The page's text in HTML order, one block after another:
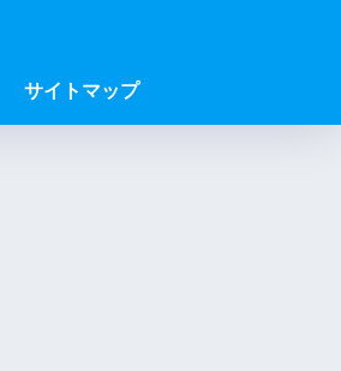
サイトマップ